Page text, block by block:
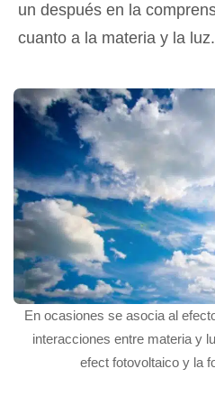
un después en la
cuanto a la materia y la luz.
En ocasiones se asocia al
interacciones entre materia y
efect fotovoltaico y la